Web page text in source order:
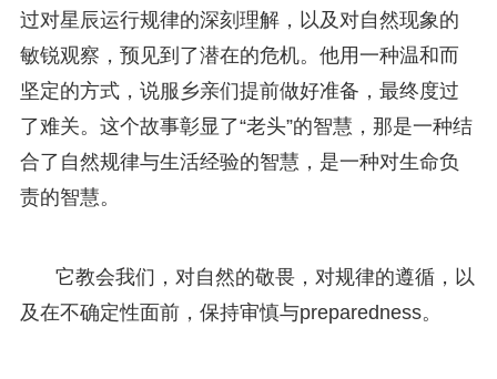
过对星辰运行规律的深刻理解，以及对自然现象的
敏锐观察，预见到了潜在的危机。他用一种温和而
坚定的方式，说服乡亲们提前做好准备，最终度过
了难关。这个故事彰显了“老头”的智慧，那是一种结
合了自然规律与生活经验的智慧，是一种对生命负
责的智慧。
它教会我们，对自然的敬畏，对规律的遵循，以
及在不确定性面前，保持审慎与preparedness。